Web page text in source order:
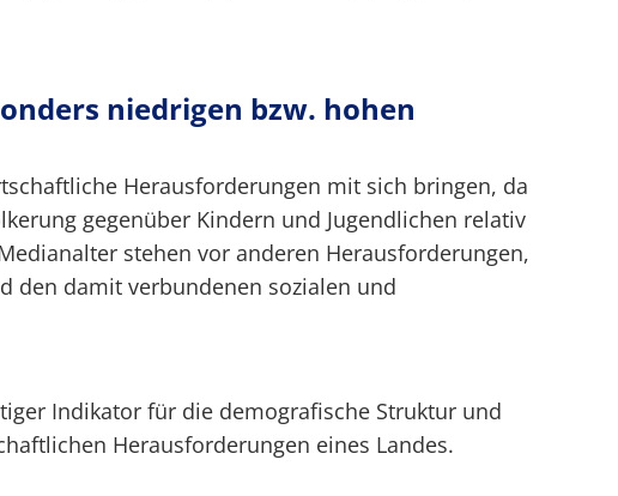
niedrigen bzw. hohen
Herausforderungen mit sich bringen, da
gegenüber Kindern und Jugendlichen relativ
stehen vor anderen Herausforderungen,
den damit verbundenen sozialen und
Indikator für die demografische Struktur und
Herausforderungen eines Landes.